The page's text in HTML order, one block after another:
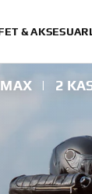
&
| 2